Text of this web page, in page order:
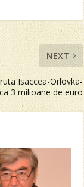
NEXT
Isaccea-Orlovka-
3 milioane de euro